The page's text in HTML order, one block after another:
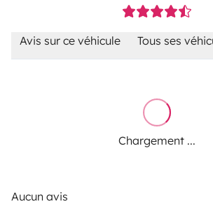
Avis sur ce véhicule Tous ses
Chargement ...
Aucun avis